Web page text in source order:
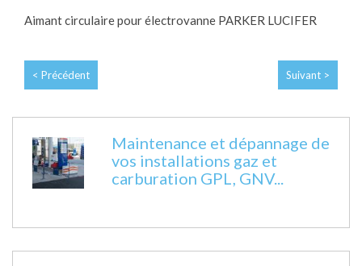
Aimant circulaire pour électrovanne PARKER LUCIFER
< Précédent Suivant >
Maintenance et dépannage de
vos installations gaz et
carburation GPL, GNV...